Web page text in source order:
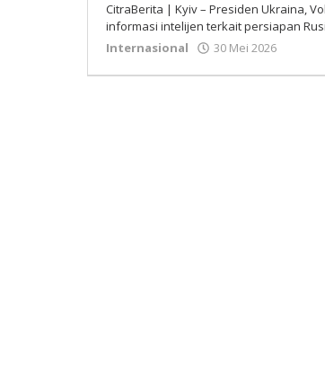
CitraBerita | Kуіv – Prеѕіdеn Ukrаіnа,
іnfоrmаѕі іntеlіjеn tеrkаіt реrѕіараn
Internasional
30 Mei 2026